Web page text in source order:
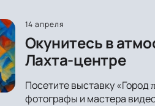
14 апреля
Окунитесь в
Лахта-центре
Посетите выставку «Город
фотографы и мастера